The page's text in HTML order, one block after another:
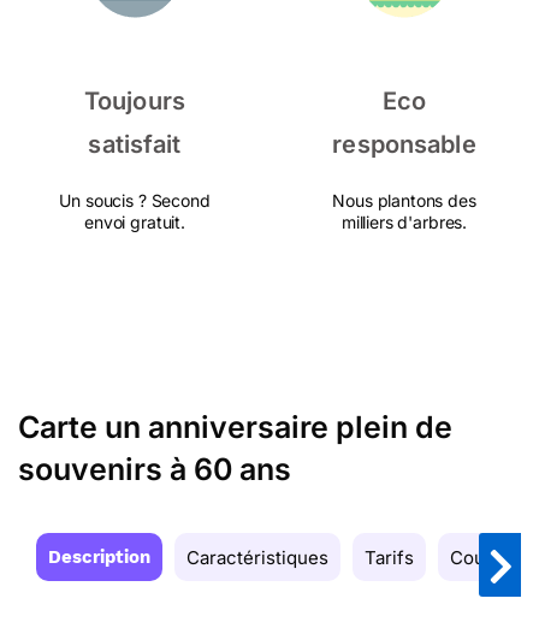
Toujours
satisfait
Un soucis ? Second
envoi gratuit.
Eco
responsable
Nous plantons des
milliers d'arbres.
Carte un anniversaire plein de
souvenirs à 60 ans
Description Caractéristiques Tarifs Couleurs